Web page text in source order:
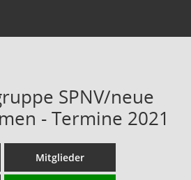
SPNV/neue
- Termine 2021
Mitglieder